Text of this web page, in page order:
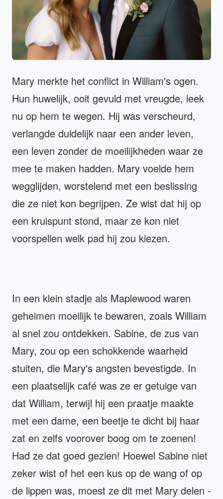
Mary merkte het conflict in William's ogen.
Hun huwelijk, ooit gevuld met vreugde, leek
nu op hem te wegen. Hij was verscheurd,
verlangde duidelijk naar een ander leven,
een leven zonder de moeilijkheden waar ze
mee te maken hadden. Mary voelde hem
wegglijden, worstelend met een beslissing
die ze niet kon begrijpen. Ze wist dat hij op
een kruispunt stond, maar ze kon niet
voorspellen welk pad hij zou kiezen.
In een klein stadje als Maplewood waren
geheimen moeilijk te bewaren, zoals William
al snel zou ontdekken. Sabine, de zus van
Mary, zou op een schokkende waarheid
stuiten, die Mary's angsten bevestigde. In
een plaatselijk café was ze er getuige van
dat William, terwijl hij een praatje maakte
met een dame, een beetje te dicht bij haar
zat en zelfs voorover boog om te zoenen!
Had ze dat goed gezien! Hoewel Sabine niet
zeker wist of het een kus op de wang of op
de lippen was, moest ze dit met Mary delen -